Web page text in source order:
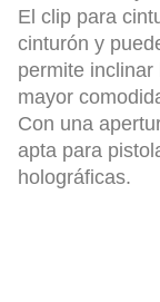
El clip para
cinturón y
permite
mayor
Con una
apta para
holográficas.